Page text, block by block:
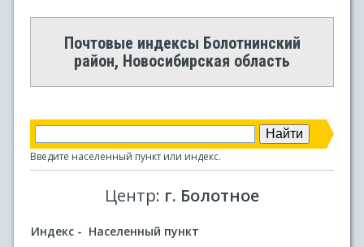
Почтовые индексы Болотнинский
район, Новосибирская область
Введите населенный пункт или индекс.
Центр: г. Болотное
Индекс - Населенный пункт